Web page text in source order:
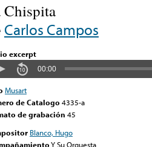
Chispita
Carlos Campos
excerpt
00:00
Musart
de Catalogo 4335-a
de grabación 45
Blanco, Hugo
Y Su Orquesta